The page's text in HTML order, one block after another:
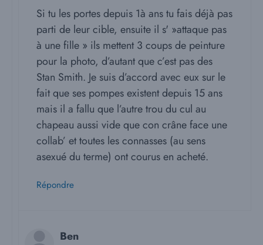
Si tu les portes depuis 1à ans tu fais déjà pas
parti de leur cible, ensuite il s' »attaque pas
à une fille » ils mettent 3 coups de peinture
pour la photo, d’autant que c’est pas des
Stan Smith. Je suis d’accord avec eux sur le
fait que ses pompes existent depuis 15 ans
mais il a fallu que l’autre trou du cul au
chapeau aussi vide que con crâne face une
collab’ et toutes les connasses (au sens
asexué du terme) ont courus en acheté.
Répondre
Ben